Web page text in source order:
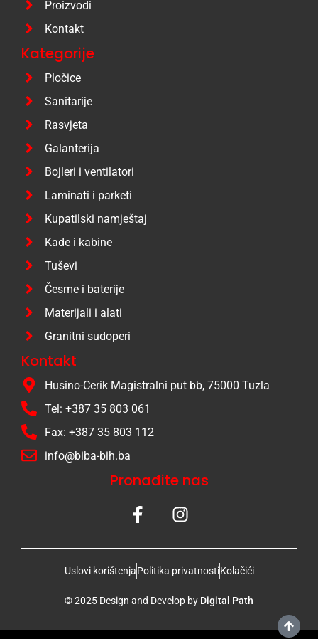
Proizvodi
Kontakt
Kategorije
Pločice
Sanitarije
Rasvjeta
Galanterija
Bojleri i ventilatori
Laminati i parketi
Kupatilski namještaj
Kade i kabine
Tuševi
Česme i baterije
Materijali i alati
Granitni sudoperi
Kontakt
Husino-Cerik Magistralni put bb, 75000 Tuzla
Tel: +387 35 803 061
Fax: +387 35 803 112
info@biba-bih.ba
Pronađite nas
Uslovi korištenjaPolitika privatnostiKolačići
© 2025 Design and Develop by Digital Path